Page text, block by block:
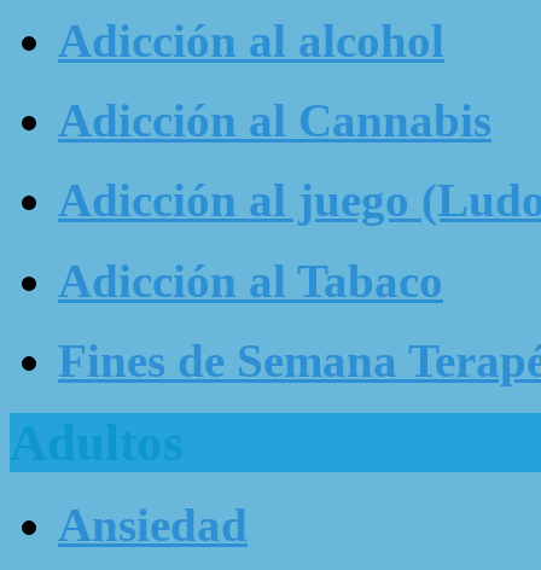
Adicción al alcohol
Adicción al Cannabis
Adicción al juego
Adicción al Tabaco
Fines de Semana
Adultos
Ansiedad